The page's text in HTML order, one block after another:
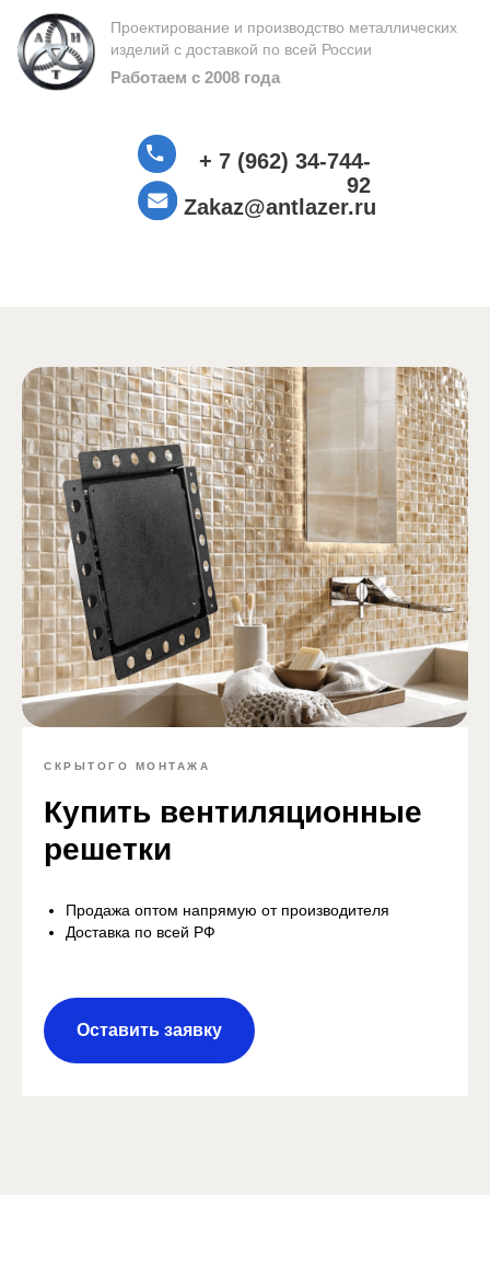
Проектирование и производство металлических
изделий с доставкой по всей России
Работаем с 2008 года
Zakaz@antlazer.ru
СКРЫТОГО МОНТАЖА
Купить вентиляционные
решетки
Продажа оптом напрямую от производителя
Доставка по всей РФ
Оставить заявку